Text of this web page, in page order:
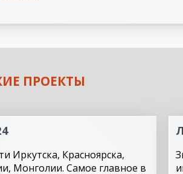
ПРОЕКТЫ
Иркутска, Красноярска,
Монголии. Самое главное в